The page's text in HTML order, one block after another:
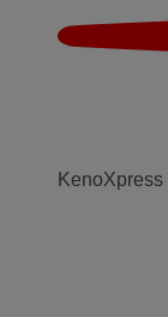
KenoXpress